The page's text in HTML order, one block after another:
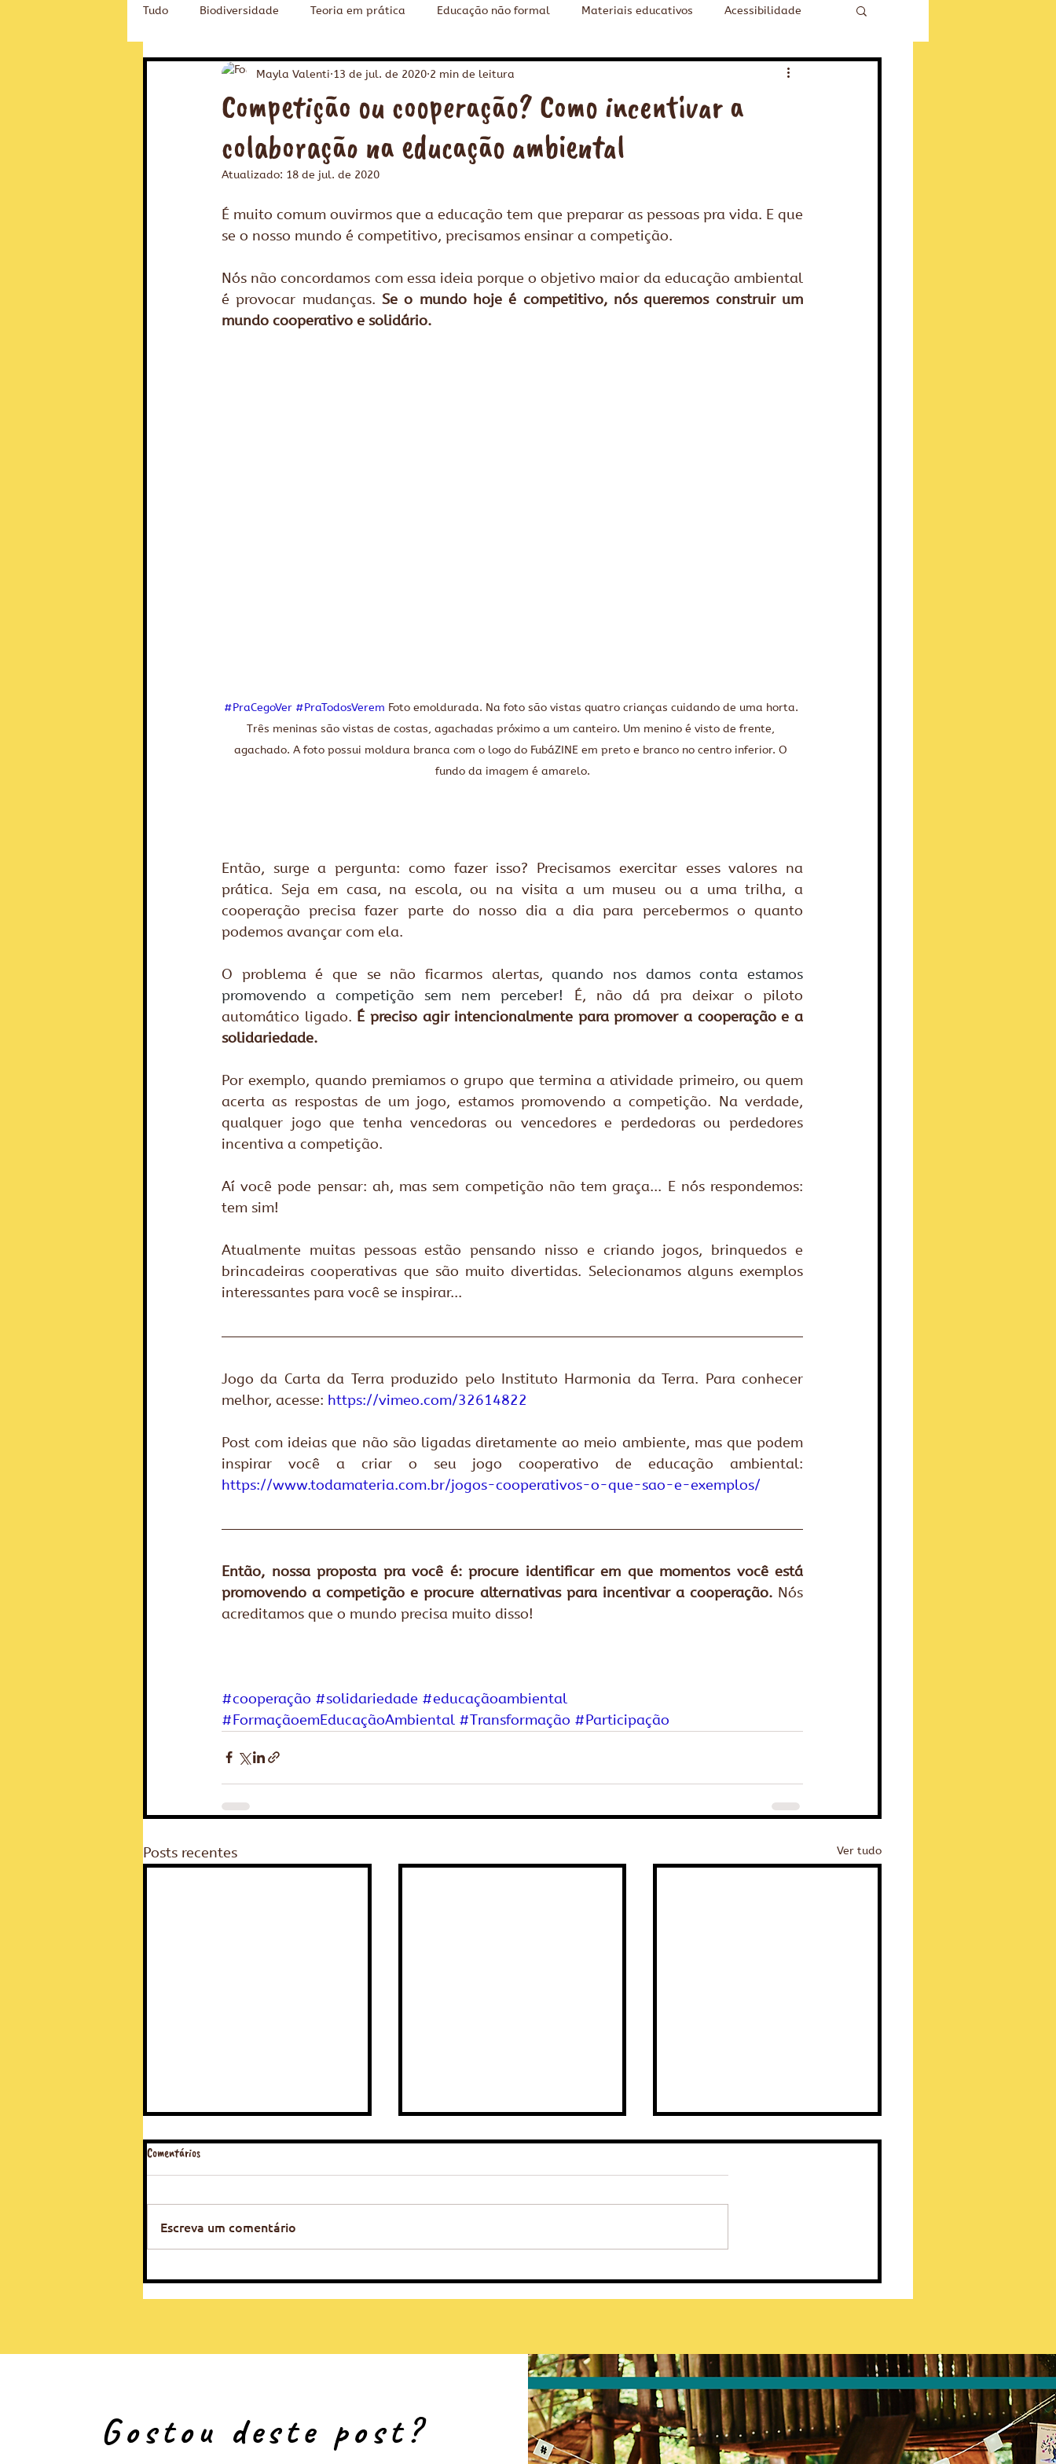
Tudo Biodiversidade Teoria em prática Educação não formal Materiais educativos Acessibilidade
Novidades na Fubá Educação ambiental Cidades Sustentáveis
Competição ou cooperação?‏ Como incentivar a
colaboração na educação ambiental
Mayla Valenti 13 de jul. de 2020 2 min de leitura
Atualizado: 18 de jul. de 2020
É muito comum ouvirmos que a educação tem que preparar as pessoas pra vida. E que
se o nosso mundo é competitivo, precisamos ensinar a competição.
Nós não concordamos com essa ideia porque o objetivo maior da educação ambiental
é provocar mudanças. Se o mundo hoje é competitivo, nós queremos construir um
mundo cooperativo e solidário.
#PraCegoVer #PraTodosVerem Foto emoldurada. Na foto são vistas quatro crianças cuidando de uma horta.
Três meninas são vistas de costas, agachadas próximo a um canteiro. Um menino é visto de frente,
agachado. A foto possui moldura branca com o logo do FubáZINE em preto e branco no centro inferior. O
fundo da imagem é amarelo.
Então, surge a pergunta: como fazer isso? Precisamos exercitar esses valores na
prática. Seja em casa, na escola, ou na visita a um museu ou a uma trilha, a
cooperação precisa fazer parte do nosso dia a dia para percebermos o quanto
podemos avançar com ela.
O problema é que se não ficarmos alertas, quando nos damos conta estamos
promovendo a competição sem nem perceber!
É, não dá pra deixar o piloto
automático ligado. É preciso agir intencionalmente para promover a cooperação e a
solidariedade.
Por exemplo, quando premiamos o grupo que termina a atividade primeiro, ou quem
acerta as respostas de um jogo, estamos promovendo a competição. Na verdade,
qualquer jogo que tenha vencedoras ou vencedores e perdedoras ou perdedores
incentiva a competição.
Aí você pode pensar: ah, mas sem competição não tem graça... E nós respondemos:
tem sim!
Atualmente muitas pessoas estão pensando nisso e criando jogos, brinquedos e
brincadeiras cooperativas que são muito divertidas. Selecionamos alguns exemplos
interessantes para você se inspirar...
Jogo da Carta da Terra produzido pelo Instituto Harmonia da Terra. Para conhecer
melhor, acesse: https://vimeo.com/32614822
Post com ideias que não são ligadas diretamente ao meio ambiente, mas que podem
https://www.todamateria.com.br/jogos-cooperativos-o-que-sao-e-exemplos/
Então, nossa proposta pra você é: procure identificar em que momentos você está
promovendo a competição e procure alternativas para incentivar a cooperação. Nós
acreditamos que o mundo precisa muito disso!
#cooperação #solidariedade #educaçãoambiental
#FormaçãoemEducaçãoAmbiental #Transformação #Participação
Posts recentes Ver tudo
atrativos turísticos sem aumentar
sua pegada de carbono
Embratur Exame
Guia de Compras do Bem 2025
Comentários
Escreva um comentário
Gostou deste post?